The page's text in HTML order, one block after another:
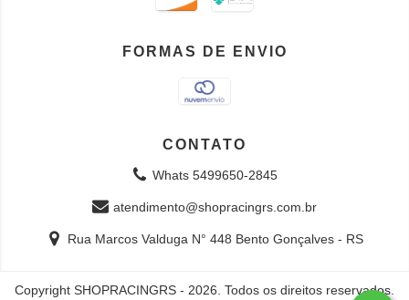
FORMAS DE ENVIO
CONTATO
Whats 5499650-2845
atendimento@shopracingrs.com.br
Rua Marcos Valduga N° 448 Bento Gonçalves - RS
Copyright SHOPRACINGRS - 2026. Todos os direitos reservados.